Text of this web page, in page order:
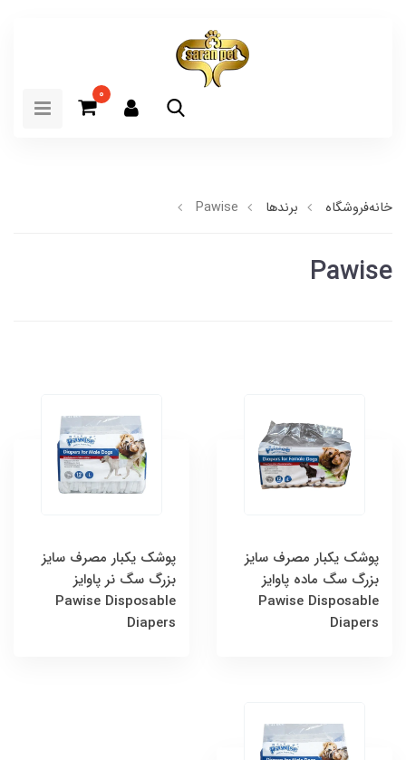
0
خانهفروشگاه برندها Pawise
Pawise
پوشک یکبار مصرف سایز
بزرگ سگ‌ ماده پاوایز
Pawise Disposable
Diapers
پوشک یکبار مصرف سایز
بزرگ سگ‌ نر پاوایز
Pawise Disposable
Diapers